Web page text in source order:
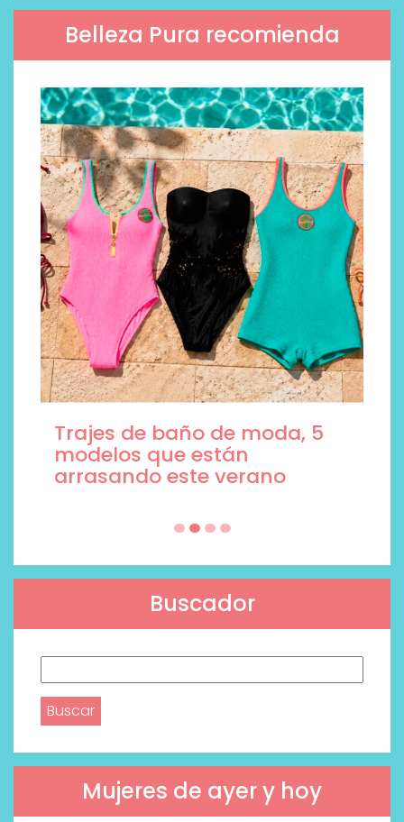
Belleza Pura recomienda
Trajes de baño de moda, 5
modelos que están
arrasando este verano
Buscador
Mujeres de ayer y hoy